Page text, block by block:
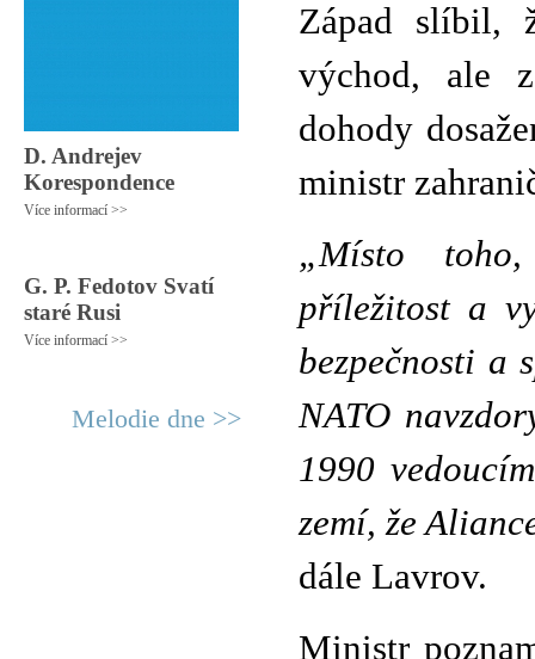
D. Andrejev
Korespondence
Více informací >>
G. P. Fedotov Svatí
staré Rusi
Více informací >>
Melodie dne >>
Západ slíbil,
východ, ale
dohody
ministr
„Místo
příležitost a
bezpečnosti a
NATO
1990
zemí, že
dále Lavrov.
Ministr